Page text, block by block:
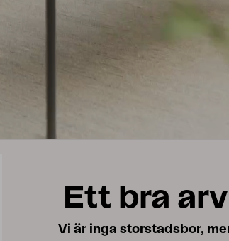
Ett bra
Vi är inga storstadsbor,